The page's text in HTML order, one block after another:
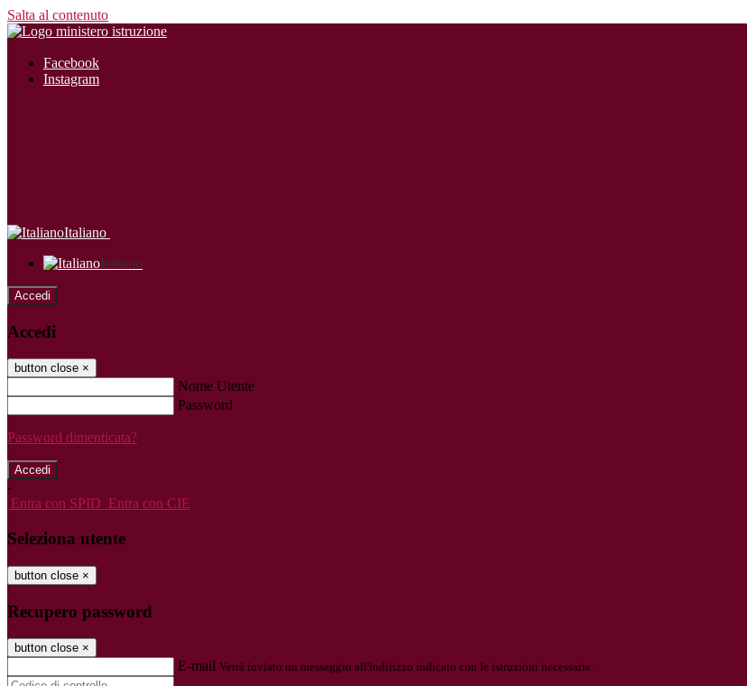
Salta al contenuto
Facebook
Instagram
Italiano
Italiano
Accedi
Accedi
button close ×
Nome Utente
Password
Password dimenticata?
-
Entra con SPID Entra con CIE
Seleziona utente
button close ×
Recupero password
button close ×
E-mail Verrà inviato un messaggio all'indirizzo indicato con le istruzioni necessarie.